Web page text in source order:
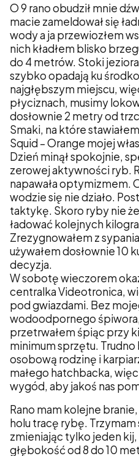
O 9 rano obudził mnie
macie zameldował się
wody a ja przewiozłem
nich kładłem blisko
do 4 metrów. Stoki
szybko opadają ku
najgłębszym miejscu,
płyciznach, musimy
dosłownie 2 metry od
Smaki, na które
Squid – Orange mojej
Dzień minął spokojnie,
zerowej aktywności ryb.
napawała optymizmem.
wodzie się nie działo.
taktykę. Skoro ryby nie
ładować kolejnych
Zrezygnowałem z
używałem dosłownie 10
decyzja.
W sobotę wieczorem
centralka Videotronica,
pod gwiazdami. Bez
wodoodpornego
przetrwałem śpiąc przy
minimum sprzętu.
osobową rodzinę i
małego hatchbacka,
wygód, aby jakoś nas
Rano mam kolejne
holu tracę rybę.
zmieniając tylko jeden
głębokość od 8 do 10